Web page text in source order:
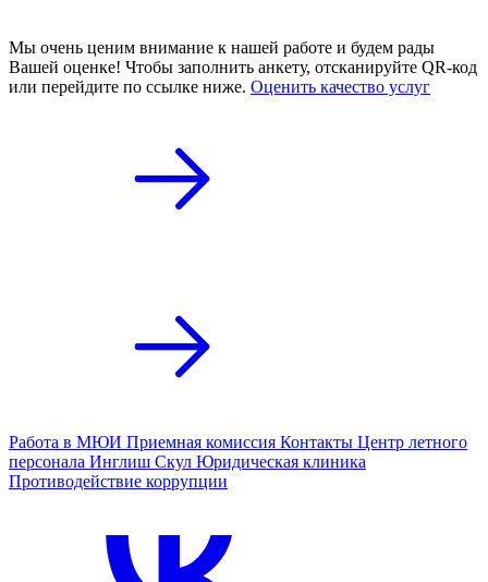
Мы очень ценим внимание к нашей работе и будем рады
Вашей оценке! Чтобы заполнить анкету, отсканируйте QR-код
или перейдите по ссылке ниже. Оценить качество услуг
Работа в МЮИ Приемная комиссия Контакты Центр летного
персонала Инглиш Скул Юридическая клиника
Противодействие коррупции